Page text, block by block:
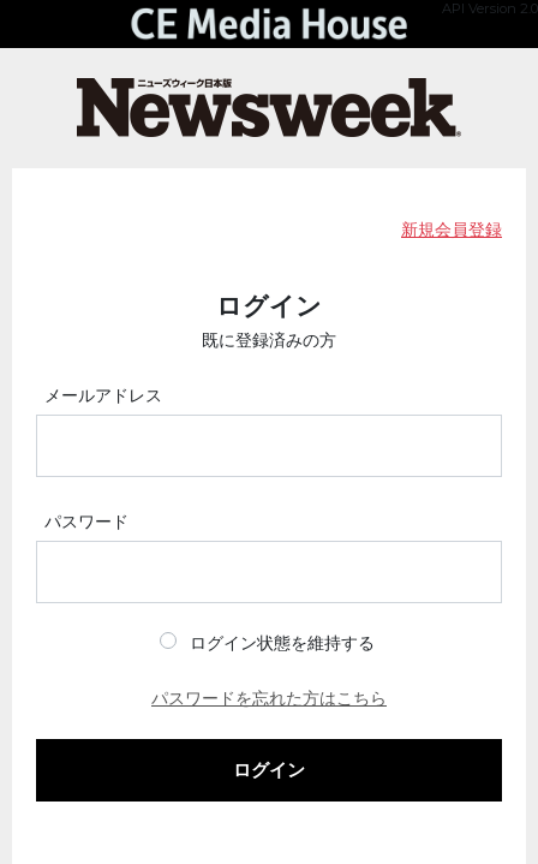
API Version 2.0
新規会員登録
ログイン
既に登録済みの方
メールアドレス
パスワード
ログイン状態を維持する
パスワードを忘れた方はこちら
ログイン